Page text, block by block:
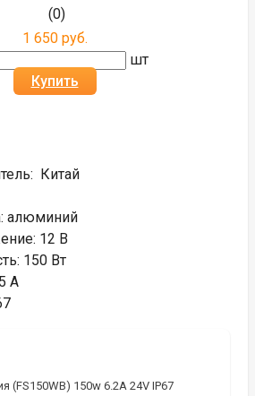
(0)
1 650 руб.
шт
Купить
Китай
алюминий
12 В
150 Вт
А
(FS150WB) 150w 6.2A 24V IP67